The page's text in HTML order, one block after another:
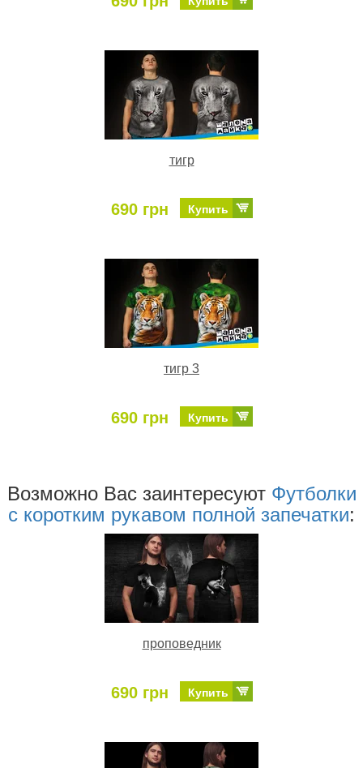
тигр
690 грн Купить
тигр 3
690 грн Купить
Возможно Ваc заинтересуют Футболки
с коротким рукавом полной запечатки:
проповедник
690 грн Купить